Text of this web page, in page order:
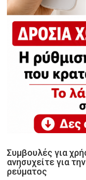
Συμβουλές για
ανησυχείτε για
ρεύματος